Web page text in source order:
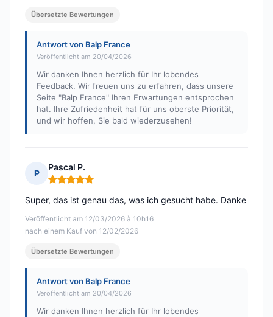
Übersetzte Bewertungen
Antwort von Balp France
Veröffentlicht am 20/04/2026
Wir danken Ihnen herzlich für Ihr lobendes
Feedback. Wir freuen uns zu erfahren, dass unsere
Seite "Balp France" Ihren Erwartungen entsprochen
hat. Ihre Zufriedenheit hat für uns oberste Priorität,
und wir hoffen, Sie bald wiederzusehen!
P
Pascal P.
Hinweis: 5 von 5
Veröffentlicht am 12/03/2026 à 10h16
nach einem Kauf von 12/02/2026
Super, das ist genau das, was ich gesucht habe. Danke
Übersetzte Bewertungen
Antwort von Balp France
Veröffentlicht am 20/04/2026
Wir danken Ihnen herzlich für Ihr lobendes